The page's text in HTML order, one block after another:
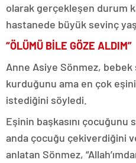
olarak gerçekleşen durum
hastanede büyük sevinç
“ÖLÜMÜ BİLE GÖZE ALDIM”
Anne Asiye Sönmez, bebek
kurduğunu ama en çok
istediğini söyledi.
Eşinin başkasını çocuğunu
anda çocuğu çekiverdiğini
anlatan Sönmez,